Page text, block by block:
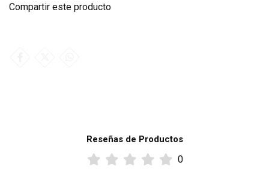
Compartir este producto
Reseñas de Productos
0